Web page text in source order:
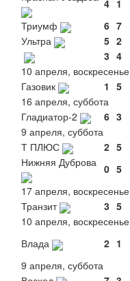
4 1
Триумф
6 7
Ультра
5 2
3 4
10 апреля, воскресенье
Газовик
1 5
16 апреля, суббота
Гладиатор-2
6 3
9 апреля, суббота
Т ПЛЮС
2 5
Нижняя Дуброва 0 5
17 апреля, воскресенье
Транзит
3 5
10 апреля, воскресенье
Влада
2 1
9 апреля, суббота